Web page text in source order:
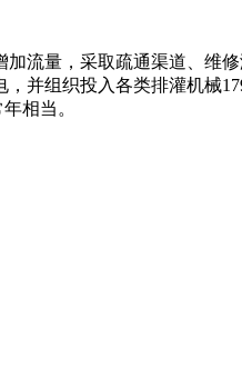
，采取疏通渠道、维修涵
并组织投入各类排灌机械
相当。